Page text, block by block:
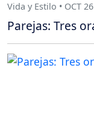
Vida y Estilo • OCT
Parejas: Tres